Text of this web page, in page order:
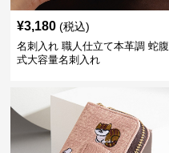
¥3,180 (税込)
名刺入れ 職人仕立て本革調 蛇腹
式大容量名刺入れ